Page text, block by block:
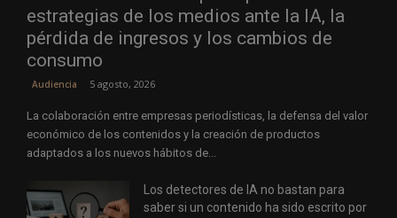
estrategias de los medios ante la IA, la
pérdida de ingresos y los cambios de
consumo
Audiencia 5 agosto, 2026
La colaboración entre empresas periodísticas, la defensa del valor
económico de los contenidos y la creación de productos
adaptados a los nuevos hábitos de...
Los detectores de IA no bastan para
saber si un contenido ha sido escrito por